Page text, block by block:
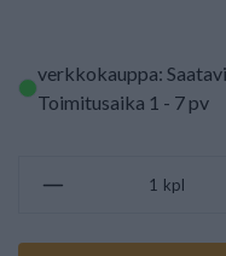
verkkokauppa:
Toimitusaika 1 - 7 pv
kpl